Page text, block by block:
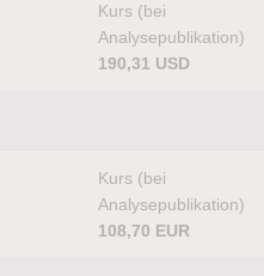
Kurs (bei
Analysepublikation)
190,31 USD
Kurs (bei
Analysepublikation)
108,70 EUR